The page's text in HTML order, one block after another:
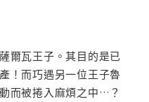
爾瓦王子。其目的是已
！而巧遇另一位王子魯
而被捲入麻煩之中…？